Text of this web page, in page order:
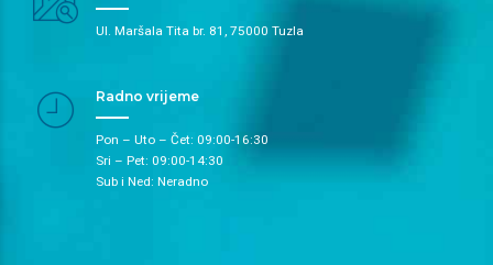
Ul. Maršala Tita br. 81, 75000 Tuzla
Radno vrijeme
Pon – Uto – Čet: 09:00-16:30
Sri – Pet: 09:00-14:30
Sub i Ned: Neradno